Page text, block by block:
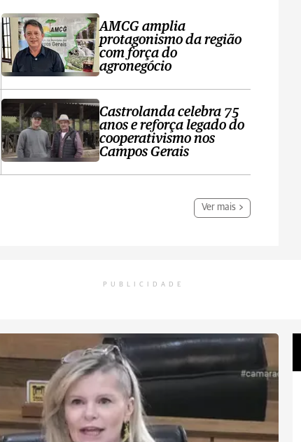
AMCG amplia
protagonismo da região
com força do
agronegócio
Castrolanda celebra 75
anos e reforça legado do
cooperativismo nos
Campos Gerais
Ver mais
PUBLICIDADE